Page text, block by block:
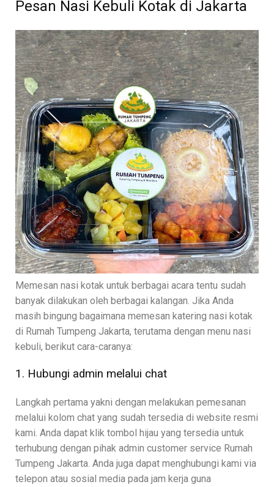
Pesan Nasi Kebuli Kotak di Jakarta
Memesan nasi kotak untuk berbagai acara tentu sudah
banyak dilakukan oleh berbagai kalangan. Jika Anda
masih bingung bagaimana memesan katering nasi kotak
di Rumah Tumpeng Jakarta, terutama dengan menu nasi
kebuli, berikut cara-caranya:
1. Hubungi admin melalui chat
Langkah pertama yakni dengan melakukan pemesanan
melalui kolom chat yang sudah tersedia di website resmi
kami. Anda dapat klik tombol hijau yang tersedia untuk
terhubung dengan pihak admin customer service Rumah
Tumpeng Jakarta. Anda juga dapat menghubungi kami via
telepon atau sosial media pada jam kerja guna